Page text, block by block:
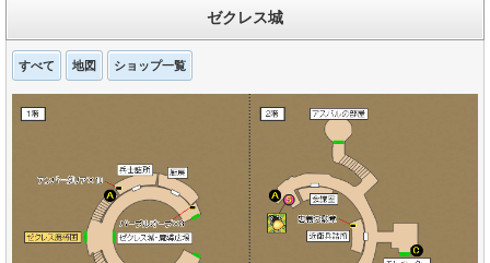
ゼクレス城
すべて 地図 ショップ一覧